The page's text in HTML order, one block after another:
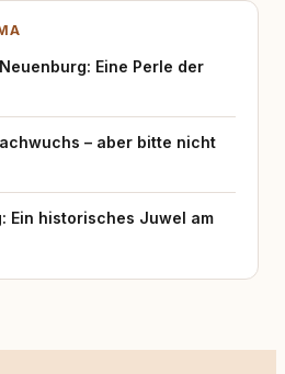
Eine Perle der
– aber bitte nicht
Ein historisches Juwel am